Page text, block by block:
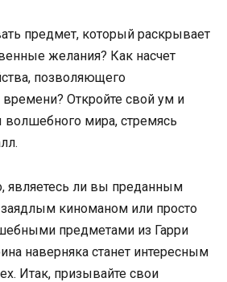
предмет, который раскрывает
желания? Как насчет
позволяющего
Откройте свой ум и
волшебного мира, стремясь
являетесь ли вы преданным
киноманом или просто
предметами из Гарри
наверняка станет интересным
Итак, призывайте свои